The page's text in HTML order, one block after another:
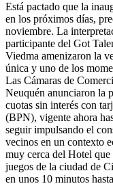
Está pactado que la
en los próximos días,
noviembre. La
participante del Got
Viedma amenizaron la
única y uno de los
Las Cámaras de
Neuquén anunciaron la
cuotas sin interés con
(BPN), vigente ahora
seguir impulsando el
vecinos en un contexto
muy cerca del Hotel que
juegos de la ciudad de
en unos 10 minutos